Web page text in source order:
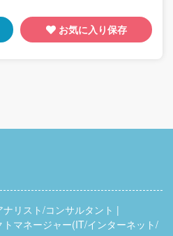
お気に入り保存
ナリスト/コンサルタント
トマネージャー(IT/インターネット/